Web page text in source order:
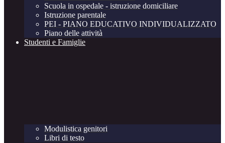
Scuola in ospedale - istruzione domiciliare
Istruzione parentale
PEI - PIANO EDUCATIVO INDIVIDUALIZZATO
Piano delle attività
Studenti e Famiglie
Modulistica genitori
Libri di testo